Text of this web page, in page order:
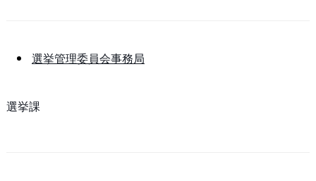
選挙管理委員会事務局
選挙課